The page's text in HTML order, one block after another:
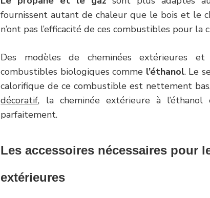
fournissent autant de chaleur que le bois et le
n’ont pas l’efficacité de ces combustibles pour la
Des modèles de cheminées extérieures
combustibles biologiques comme l’éthanol. Le
calorifique de ce combustible est nettement
décoratif, la cheminée extérieure à
parfaitement.
Les accessoires nécessaires pour
extérieures